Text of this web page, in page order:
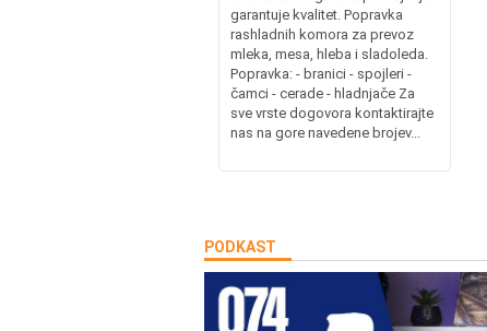
garantuje kvalitet. Popravka
rashladnih komora za prevoz
mleka, mesa, hleba i sladoleda.
Popravka: - branici - spojleri -
čamci - cerade - hladnjače Za
sve vrste dogovora kontaktirajte
nas na gore navedene brojev...
PODKAST